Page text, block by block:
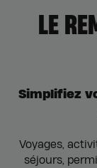
LE
Simplifiez
Voyages,
séjours,